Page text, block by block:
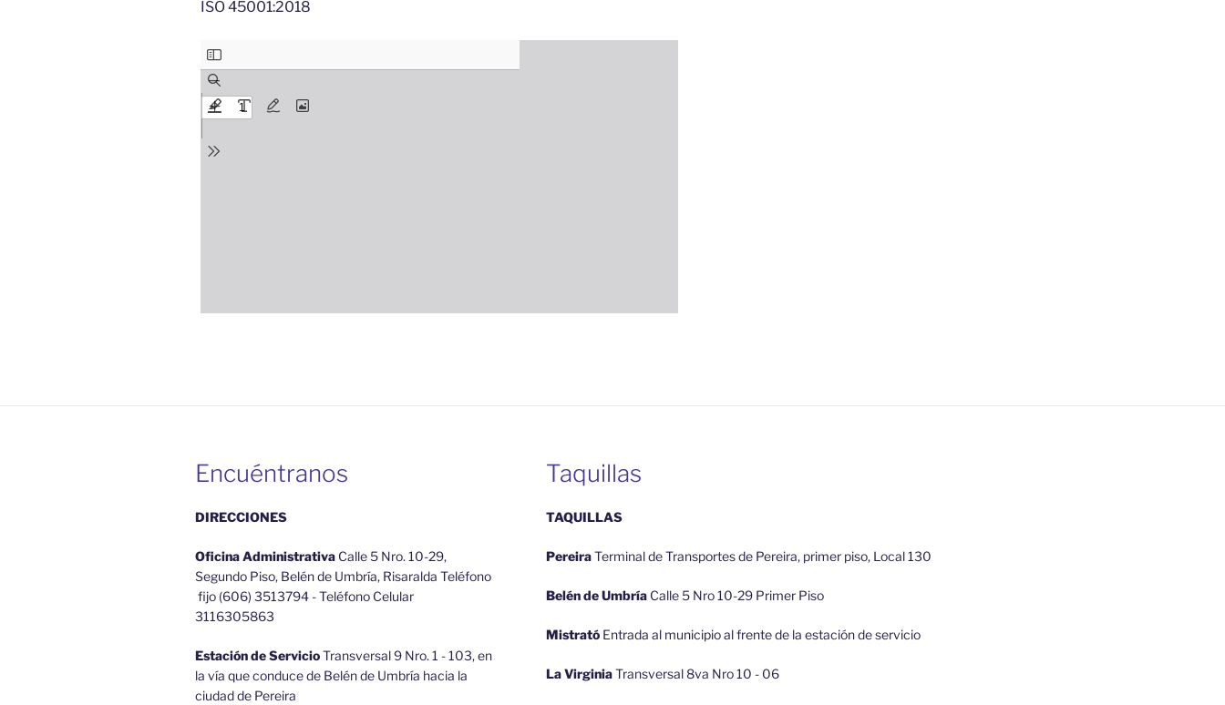
ISO 45001:2018
Encuéntranos
DIRECCIONES
Oficina Administrativa Calle 5 Nro. 10-29,
Segundo Piso, Belén de Umbría, Risaralda Teléfono
fijo (606) 3513794 - Teléfono Celular
3116305863
Estación de ServicioTransversal 9 Nro. 1 - 103, en
la vía que conduce de Belén de Umbría hacia la
ciudad de Pereira
Taquillas
TAQUILLAS
PereiraTerminal de Transportes de Pereira, primer piso, Local 130
Belén de UmbríaCalle 5 Nro 10-29 Primer Piso
MistratóEntrada al municipio al frente de la estación de servicio
La VirginiaTransversal 8va Nro 10 - 06